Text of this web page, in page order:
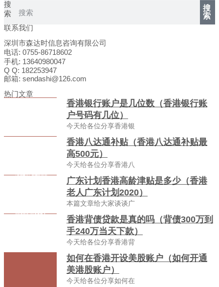
搜
索
搜
索
联系我们
深圳市森达时信息咨询有限公司
电话: 0755-86718602
手机: 13640980047
Q Q: 182253947
邮箱: sendashi@126.com
热门文章
香港银行账户是几位数（香港银行账
户号码有几位）
今天给各位分享香港银
香港八达通补贴（香港八达通补贴最
高500元）
今天给各位分享香港八
广东计划香港高龄津贴是多少（香港
老人广东计划2020）
本篇文章给大家谈谈广
香港背债贷款是真的吗（背债300万到
手240万当天下款）
今天给各位分享香港背
如何在香港开设美股账户（如何开通
美港股账户）
今天给各位分享如何在